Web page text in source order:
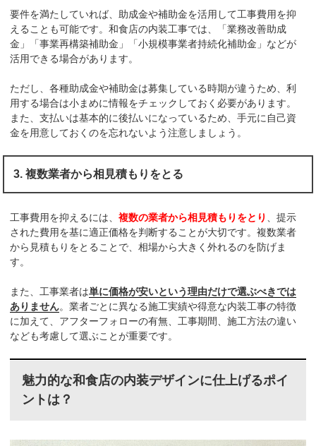
要件を満たしていれば、助成金や補助金を活用して工事費用を抑
えることも可能です。和食店の内装工事では、「業務改善助成
金」「事業再構築補助金」「小規模事業者持続化補助金」などが
活用できる場合があります。
ただし、各種助成金や補助金は募集している時期が違うため、利
用する場合は小まめに情報をチェックしておく必要があります。
また、支払いは基本的に後払いになっているため、手元に自己資
金を用意しておくのを忘れないよう注意しましょう。
3. 複数業者から相見積もりをとる
工事費用を抑えるには、複数の業者から相見積もりをとり
、提示
された費用を基に適正価格を判断することが大切です。複数業者
から見積もりをとることで、相場から大きく外れるのを防げま
す。
また、工事業者は単に価格が安いという理由だけで選ぶべきでは
ありません。業者ごとに異なる施工実績や得意な内装工事の特徴
に加えて、アフターフォローの有無、工事期間、施工方法の違い
なども考慮して選ぶことが重要です。
魅力的な和食店の内装デザインに仕上げるポイ
ントは？